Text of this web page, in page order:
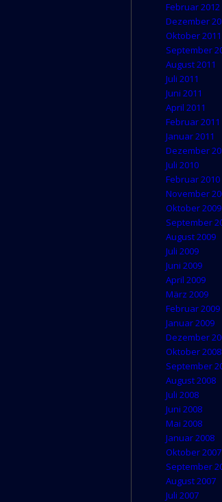
Februar 2012
Dezember
Oktober 2011
September
August 2011
Juli 2011
Juni 2011
April 2011
Februar 2011
Januar 2011
Dezember
Juli 2010
Februar 2010
November
Oktober 2009
September
August 2009
Juli 2009
Juni 2009
April 2009
März 2009
Februar 2009
Januar 2009
Dezember
Oktober 2008
September
August 2008
Juli 2008
Juni 2008
Mai 2008
Januar 2008
Oktober 2007
September
August 2007
Juli 2007